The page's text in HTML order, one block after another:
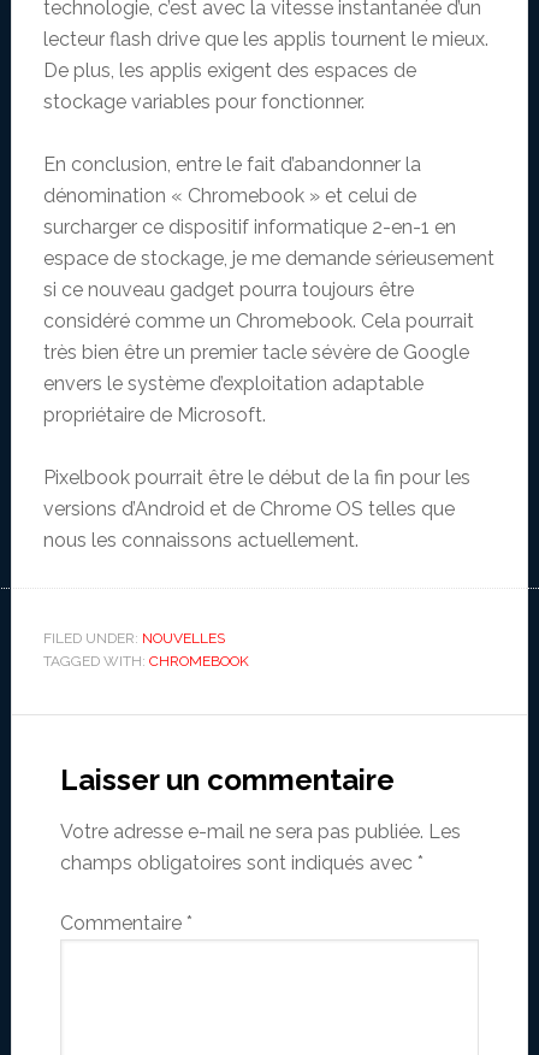
technologie, c’est avec la vitesse instantanée d’un
lecteur flash drive que les applis tournent le mieux.
De plus, les applis exigent des espaces de
stockage variables pour fonctionner.
En conclusion, entre le fait d’abandonner la
dénomination « Chromebook » et celui de
surcharger ce dispositif informatique 2-en-1 en
espace de stockage, je me demande sérieusement
si ce nouveau gadget pourra toujours être
considéré comme un Chromebook. Cela pourrait
très bien être un premier tacle sévère de Google
envers le système d’exploitation adaptable
propriétaire de Microsoft.
Pixelbook pourrait être le début de la fin pour les
versions d’Android et de Chrome OS telles que
nous les connaissons actuellement.
FILED UNDER: NOUVELLES
TAGGED WITH: CHROMEBOOK
Interactions
Laisser un commentaire
Votre adresse e-mail ne sera pas publiée. Les
champs obligatoires sont indiqués avec *
Commentaire *